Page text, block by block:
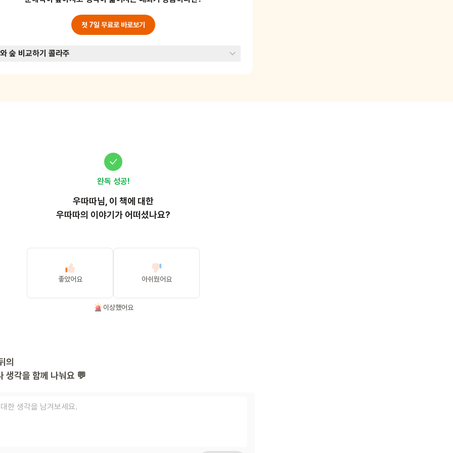
첫 7일 무료로 바로보기
숲 비교하기 콜라주
완독 성공!
우따따님, 이 책에 대한
우따따의 이야기가 어떠셨나요?
좋았어요 아쉬웠어요
이상했어요
의
생각을 함께 나눠요 💬